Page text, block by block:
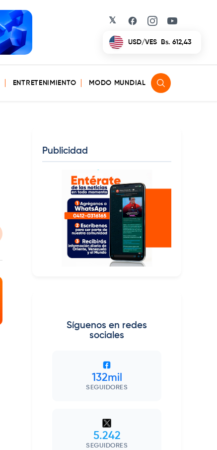
𝕏 Facebook
Instagram
YouTube
USD/VES Bs. 612,43
ENTRETENIMIENTO MODO MUNDIAL
Publicidad
Síguenos en redes
sociales
132mil
SEGUIDORES
5.242
SEGUIDORES